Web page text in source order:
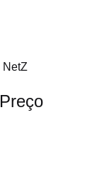
NetZ
Preço